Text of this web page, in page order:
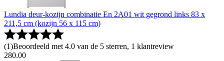
Lundia deur-kozijn combinatie En 2A01 wit gegrond links 83 x
211,5 cm (kozijn 56 x 115 cm)
(1)Beoordeeld met 4.0 van de 5 sterren, 1 klantreview
280.00